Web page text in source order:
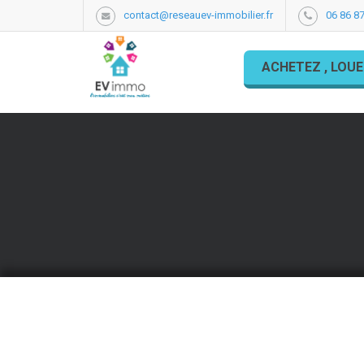
contact@reseauev-immobilier.fr 06 86
ACHETEZ ,